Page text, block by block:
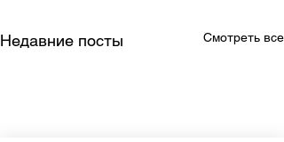
Недавние посты Смотреть все